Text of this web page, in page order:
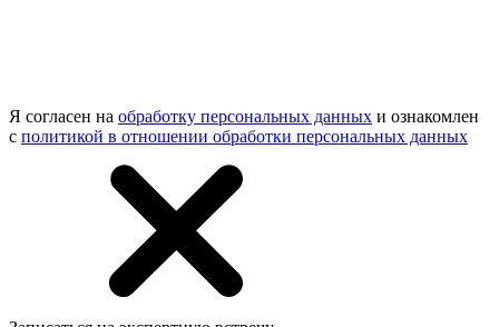
Я согласен на обработку персональных данных и ознакомлен
с политикой в отношении обработки персональных данных